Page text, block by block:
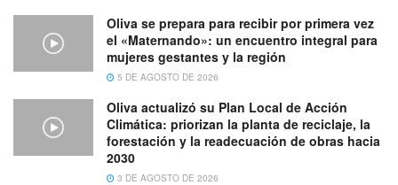
Oliva se prepara para recibir por primera vez
el «Maternando»: un encuentro integral para
mujeres gestantes y la región
5 DE AGOSTO DE 2026
Oliva actualizó su Plan Local de Acción
Climática: priorizan la planta de reciclaje, la
forestación y la readecuación de obras hacia
2030
3 DE AGOSTO DE 2026